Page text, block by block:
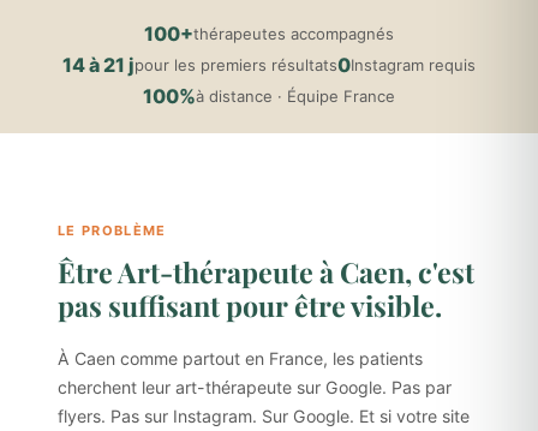
100+thérapeutes accompagnés
14 à 21 jpour les premiers résultats0Instagram requis
100%à distance · Équipe France
LE PROBLÈME
Être Art-thérapeute à Caen, c'est
pas suffisant pour être visible.
À Caen comme partout en France, les patients
cherchent leur art-thérapeute sur Google. Pas par
flyers. Pas sur Instagram. Sur Google. Et si votre site